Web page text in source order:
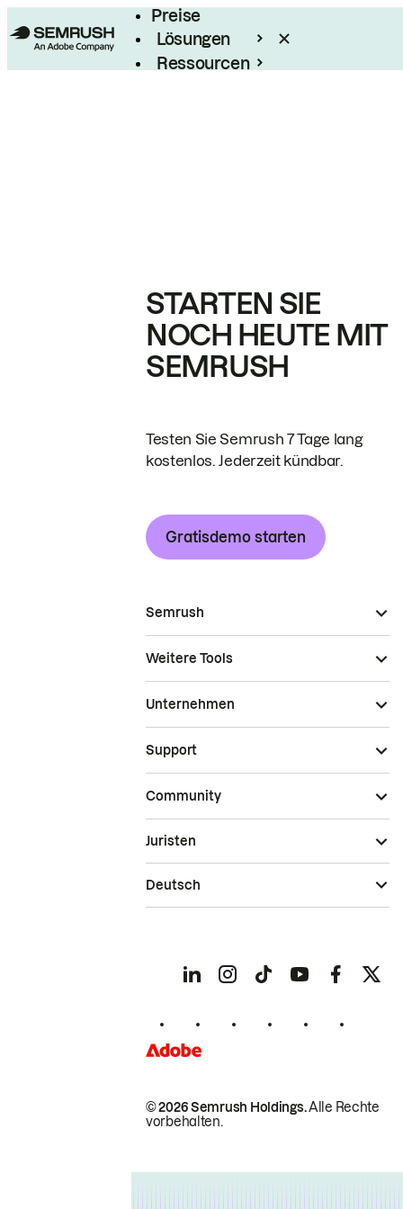
Preise
Lösungen
Ressourcen
STARTEN SIE
NOCH HEUTE MIT
SEMRUSH
Testen Sie Semrush 7 Tage lang
kostenlos. Jederzeit kündbar.
Gratisdemo starten
Semrush
Weitere Tools
Unternehmen
Support
Community
© 2026 Semrush Holdings.Alle Rechte
vorbehalten.
Juristen
Deutsch